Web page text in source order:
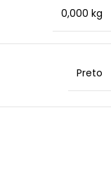
0,000 kg
Preto